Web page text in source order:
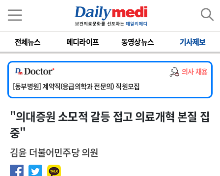
전체뉴스 메디라이프 동영상뉴스 기사제보
의사 채용
[서울아산병원] 2026년 하반기 인턴 모집
[영남대학교의료원] 마취통증의학과 임기제 임상의사 채용
[충남대학교병원] 소아청소년과(소아응급전담) 계약직 의사 공개채용
[동부병원] 계약직(응급의학과 전문의) 직원모집
[이대목동병원] 하반기 전공의(레지던트1년차) 모집
[서울아산병원] 2026년 하반기 인턴 모집
[영남대학교의료원] 마취통증의학과 임기제 임상의사 채용
"의대증원 소모적 갈등 접고 의료개혁 본질 집
중"
김윤 더불어민주당 의원